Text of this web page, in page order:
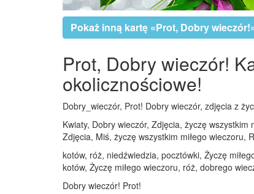
Pokaż inną kartę «Prot, Dobry
Prot, Dobry wieczór!
okolicznościowe!
Dobry_wieczór, Prot! Dobry wieczór, zdjęcia z
Kwiaty, Dobry wieczór, Zdjęcia, życzę
Zdjęcia, Miś, życzę wszystkim miłego wieczoru,
kotów, róż, niedźwiedzia, pocztówki, Życzę
kotów, Życzę miłego wieczoru, róż, dobrego
Dobry wieczór! Prot!